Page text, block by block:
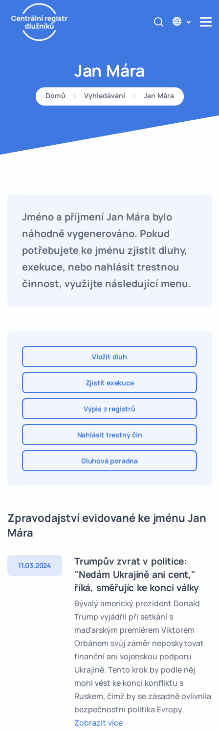
Jan Mára
Domů Vyhledávání Jan Mára
Jméno a příjmení Jan Mára bylo
náhodně vygenerováno. Pokud
potřebujete ke jménu zjistit dluhy,
exekuce, nebo nahlásit trestnou
činnost, využijte následující menu.
Vložit dluh
Zjistit exekuce
Výpis z registrů
Nahlásit trestný čin
Dluhová poradna
Zpravodajství evidované ke jménu Jan
Mára
11.03.2024
Trumpův zvrat v politice:
"Nedám Ukrajině ani cent,"
říká, směřujíc ke konci války
Bývalý americký prezident Donald
Trump vyjádřil při setkání s
maďarským premiérem Viktorem
Orbánem svůj záměr neposkytovat
finanční ani vojenskou podporu
Ukrajině. Tento krok by podle něj
mohl vést ke konci konfliktu s
Ruskem, čímž by se zásadně ovlivnila
bezpečnostní politika Evropy.
Zobrazit více